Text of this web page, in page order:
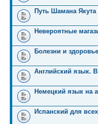
Путь Шамана
Невероятные
Болезни и здоровье
Английский язык.
Немецкий язык на
Испанский для всех